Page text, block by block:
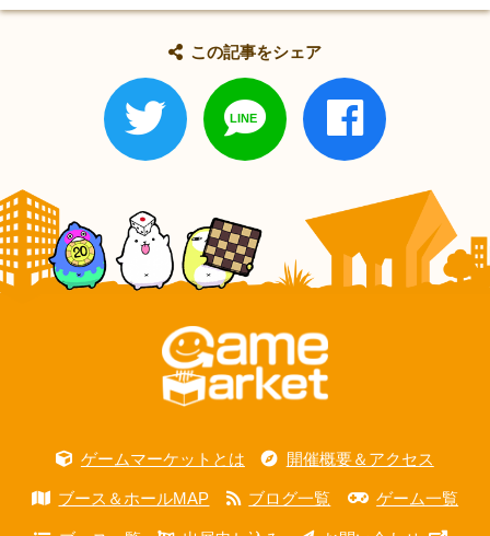
この記事をシェア
ゲームマーケットとは 開催概要＆アクセス
ブース＆ホールMAP ブログ一覧 ゲーム一覧